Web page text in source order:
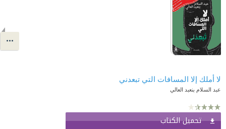
لا أملك إلا المسافات التي تبعدني
عبد السلام بنعبد العالي
تحميل الكتاب